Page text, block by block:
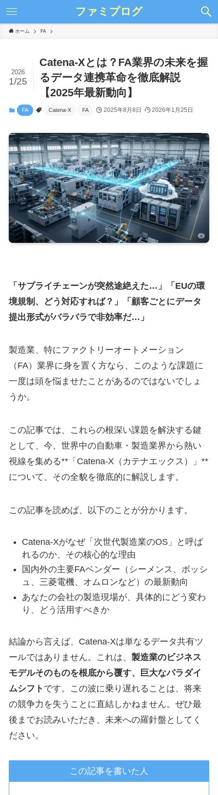
ファミプログ
ホーム FA
Catena-Xとは？FA業界の未来を握
るデータ連携革命を徹底解説
【2025年最新動向】
2026
1/25
FA Catena-X FA 2025年8月8日 2026年1月25日
「サプライチェーンが突然途絶えた…」「EUの環
境規制、どう対応すれば？」「顧客ごとにデータ
提出形式がバラバラで非効率だ…」
製造業、特にファクトリーオートメーション
（FA）業界に身を置く方なら、このような課題に
一度は頭を悩ませたことがあるのではないでしょ
うか。
この記事では、これらの根深い課題を解決する鍵
として、今、世界中の自動車・製造業界から熱い
視線を集める**「Catena-X（カテナエックス）」**
について、その全貌を徹底的に解説します。
この記事を読めば、以下のことが分かります。
Catena-Xがなぜ「次世代製造業のOS」と呼ば
れるのか、その核心的な理由
国内外の主要FAベンダー（シーメンス、ボッシ
ュ、三菱電機、オムロンなど）の最新動向
あなたの会社の製造現場が、具体的にどう変わ
り、どう活用すべきか
結論から言えば、Catena-Xは単なるデータ共有ツ
ールではありません。これは、 製造業のビジネス
モデルそのものを根底から覆す、巨大なパラダイ
ムシフト です。この波に乗り遅れることは、将来
の競争力を失うことに直結しかねません。ぜひ最
後までお読みいただき、未来への羅針盤としてく
ださい。
この記事を書いた人